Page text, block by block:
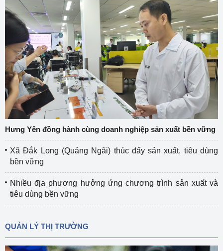
Hưng Yên đồng hành cùng doanh nghiệp sản xuất bền vững
Xã Đắk Long (Quảng Ngãi) thúc đẩy sản xuất, tiêu dùng
bền vững
Nhiều địa phương hưởng ứng chương trình sản xuất và
tiêu dùng bền vững
QUẢN LÝ THỊ TRƯỜNG